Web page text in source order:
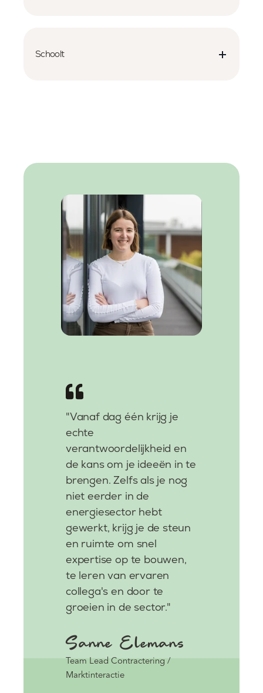
Schoolt
"Vanaf dag één krijg je
echte
verantwoordelijkheid en
de kans om je ideeën in te
brengen. Zelfs als je nog
niet eerder in de
energiesector hebt
gewerkt, krijg je de steun
en ruimte om snel
expertise op te bouwen,
te leren van ervaren
collega's en door te
groeien in de sector."
Sanne Elemans
Team Lead Contractering /
Marktinteractie